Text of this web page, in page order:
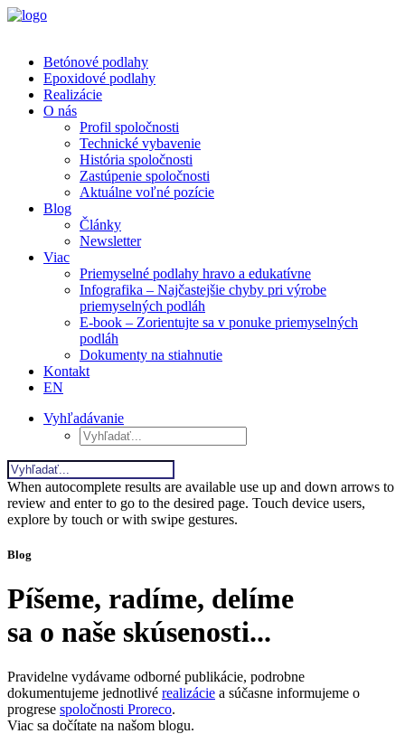
Betónové podlahy
Epoxidové podlahy
Realizácie
O nás
Profil spoločnosti
Technické vybavenie
História spoločnosti
Zastúpenie spoločnosti
Aktuálne voľné pozície
Blog
Články
Newsletter
Viac
Priemyselné podlahy hravo a edukatívne
Infografika – Najčastejšie chyby pri výrobe
priemyselných podláh
E-book – Zorientujte sa v ponuke priemyselných
podláh
Dokumenty na stiahnutie
Kontakt
EN
Vyhľadávanie
When autocomplete results are available use up and down arrows to
review and enter to go to the desired page. Touch device users,
explore by touch or with swipe gestures.
Blog
Píšeme, radíme, delíme
sa o naše skúsenosti...
Pravidelne vydávame odborné publikácie, podrobne
dokumentujeme jednotlivé realizácie a súčasne informujeme o
progrese spoločnosti Proreco.
Viac sa dočítate na našom blogu.